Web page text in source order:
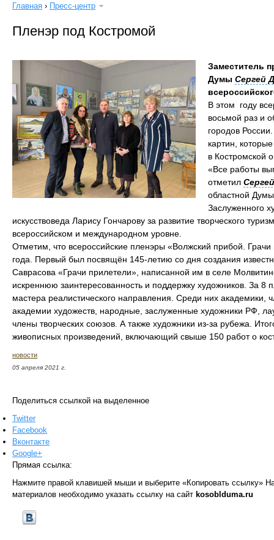
Главная › Пресс-центр
Пленэр под Костромой
Заместитель
Думы Сергей
В этом году
восьмой раз и
городов
картин,
в Костромской
«Все работы
отметил
областной
Заслуженного
искусствоведа Ларису Гончарову за развитие творческого
всероссийском и международном уровне.
Отметим, что всероссийские пленэры «Волжский прибой.
года. Первый был посвящён 145-летию со дня создания
Саврасова «Грачи прилетели», написанной им в селе
искреннюю заинтересованность и поддержку художников. За
мастера реалистического направления. Среди них академики,
академии художеств, народные, заслуженные художники РФ,
члены творческих союзов. А также художники из-за рубежа.
живописных произведений, включающий свыше 150 работ о
новости
05 апреля 2021 г.
Поделиться ссылкой на выделенное
Twitter
Facebook
Вконтакте
Google+
Прямая ссылка:
Нажмите правой клавишей мыши и выберите «Копировать ссылку»
материалов необходимо указать ссылку на сайт kosoblduma.ru